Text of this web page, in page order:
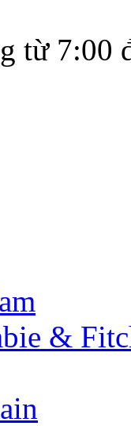
từ 7:00
&